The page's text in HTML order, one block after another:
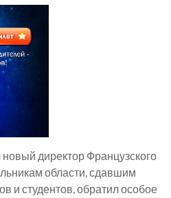
директор Французского
области, сдавшим
и студентов, обратил особое